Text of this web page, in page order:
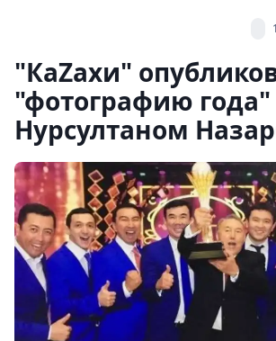
"КаZахи"
"фотографию года"
Нурсултаном